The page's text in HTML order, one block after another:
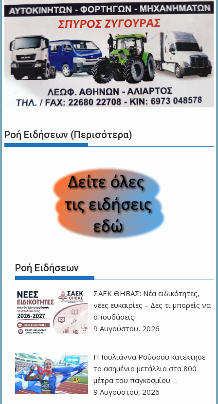
Ροή Ειδήσεων (Περισότερα)
Ροή Ειδήσεων
ΣΑΕΚ ΘΗΒΑΣ: Νέα ειδικότητες,
νέες ευκαιρίες – Δες τι μπορείς να
σπουδάσεις!
9 Αυγούστου, 2026
Η Ιουλιάννα Ρούσσου κατέκτησε
το ασημένιο μετάλλιο στα 800
μέτρα του παγκοσμίου …
9 Αυγούστου, 2026